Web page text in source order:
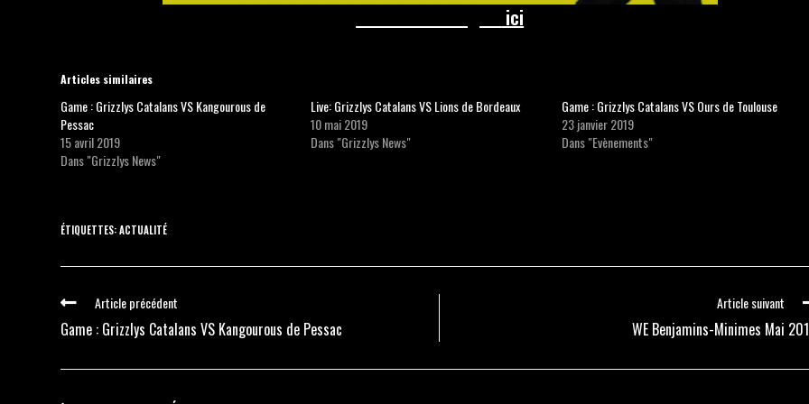
ici
Articles similaires
Game : Grizzlys Catalans VS Kangourous de
Pessac
15 avril 2019
Dans "Grizzlys News"
Live: Grizzlys Catalans VS Lions de Bordeaux
10 mai 2019
Dans "Grizzlys News"
Game : Grizzlys Catalans VS Ours de Toulouse
23 janvier 2019
Dans "Evènements"
ÉTIQUETTES:ACTUALITÉ
Article précédent
Game : Grizzlys Catalans VS Kangourous de Pessac
Article suivant
WE Benjamins-Minimes Mai